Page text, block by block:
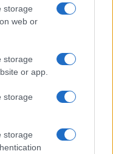
storage
web or
storage
or app.
storage
storage
hírlevelére
irányelveés a